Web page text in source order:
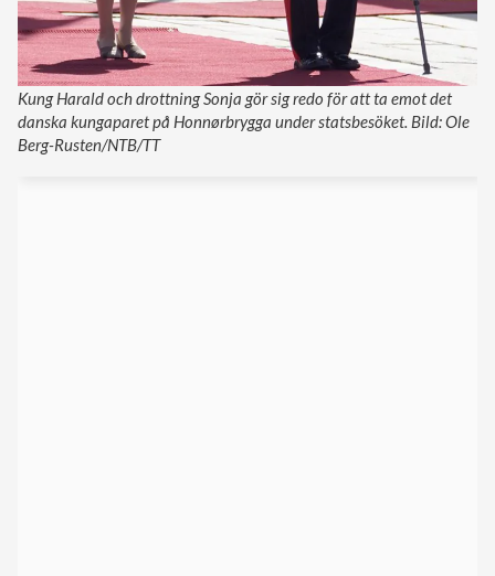
Kung Harald och drottning Sonja gör sig redo för att ta emot det
danska kungaparet på Honnørbrygga under statsbesöket. Bild: Ole
Berg-Rusten/NTB/TT